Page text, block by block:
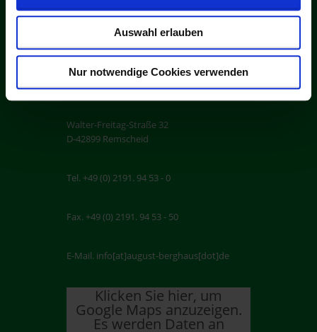
Auswahl erlauben
Nur notwendige Cookies verwenden
MTU-Zertifikat
Kontakt
Walter-Freitag-Straße 32
D-42899 Remscheid
Tel. +49 (0) 2191. 94 53 - 0
Fax. +49 (0) 2191. 94 53 - 50
E-Mail. info[at]august-berghaus[dot]de
Klicken Sie hier, um
Google Maps anzuzeigen.
Es werden Daten an